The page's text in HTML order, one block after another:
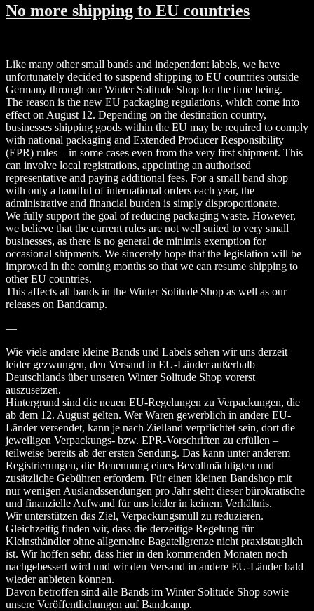
No more shipping to EU countries
Like many other small bands and independent labels, we have
unfortunately decided to suspend shipping to EU countries outside
Germany through our Winter Solitude Shop for the time being.
The reason is the new EU packaging regulations, which come into
effect on August 12. Depending on the destination country,
businesses shipping goods within the EU may be required to comply
with national packaging and Extended Producer Responsibility
(EPR) rules – in some cases even from the very first shipment. This
can involve local registrations, appointing an authorised
representative and paying additional fees. For a small band shop
with only a handful of international orders each year, the
administrative and financial burden is simply disproportionate.
We fully support the goal of reducing packaging waste. However,
we believe that the current rules are not well suited to very small
businesses, as there is no general de minimis exemption for
occasional shipments. We sincerely hope that the legislation will be
improved in the coming months so that we can resume shipping to
other EU countries.
This affects all bands in the Winter Solitude Shop as well as our
releases on Bandcamp.
—
Wie viele andere kleine Bands und Labels sehen wir uns derzeit
leider gezwungen, den Versand in EU-Länder außerhalb
Deutschlands über unseren Winter Solitude Shop vorerst
auszusetzen.
Hintergrund sind die neuen EU-Regelungen zu Verpackungen, die
ab dem 12. August gelten. Wer Waren gewerblich in andere EU-
Länder versendet, kann je nach Zielland verpflichtet sein, dort die
jeweiligen Verpackungs- bzw. EPR-Vorschriften zu erfüllen –
teilweise bereits ab der ersten Sendung. Das kann unter anderem
Registrierungen, die Benennung eines Bevollmächtigten und
zusätzliche Gebühren erfordern. Für einen kleinen Bandshop mit
nur wenigen Auslandssendungen pro Jahr steht dieser bürokratische
und finanzielle Aufwand für uns leider in keinem Verhältnis.
Wir unterstützen das Ziel, Verpackungsmüll zu reduzieren.
Gleichzeitig finden wir, dass die derzeitige Regelung für
Kleinsthändler ohne allgemeine Bagatellgrenze nicht praxistauglich
ist. Wir hoffen sehr, dass hier in den kommenden Monaten noch
nachgebessert wird und wir den Versand in andere EU-Länder bald
wieder anbieten können.
Davon betroffen sind alle Bands im Winter Solitude Shop sowie
unsere Veröffentlichungen auf Bandcamp.